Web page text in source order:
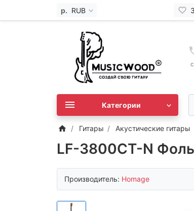
р. RUB
Категории
Гитары Акустические гитары
LF-3800CT-N
Производитель: Homage